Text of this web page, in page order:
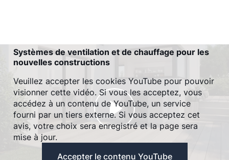
Systèmes de ventilation et de chauffage pour les
nouvelles constructions
Veuillez accepter les cookies YouTube pour pouvoir
visionner cette vidéo. Si vous les acceptez, vous
accédez à un contenu de YouTube, un service
fourni par un tiers externe. Si vous acceptez cet
avis, votre choix sera enregistré et la page sera
mise à jour.
Accepter le contenu YouTube